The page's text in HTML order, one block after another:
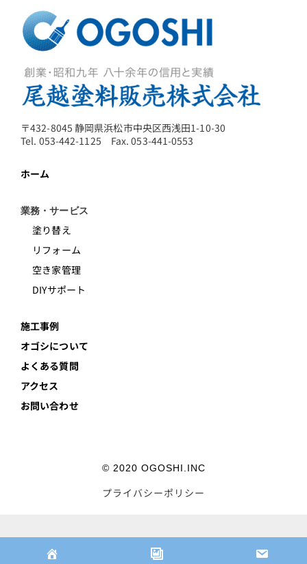
〒432-8045 静岡県浜松市中央区西浅田1-10-30
Tel. 053-442-1125 Fax. 053-441-0553
ホーム
業務・サービス
塗り替え
リフォーム
空き家管理
DIYサポート
施工事例
オゴシについて
よくある質問
アクセス
お問い合わせ
© 2020 OGOSHI.INC
プライバシーポリシー